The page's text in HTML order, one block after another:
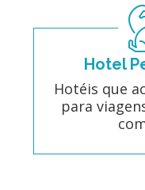
Hotel
Hotéis que
para